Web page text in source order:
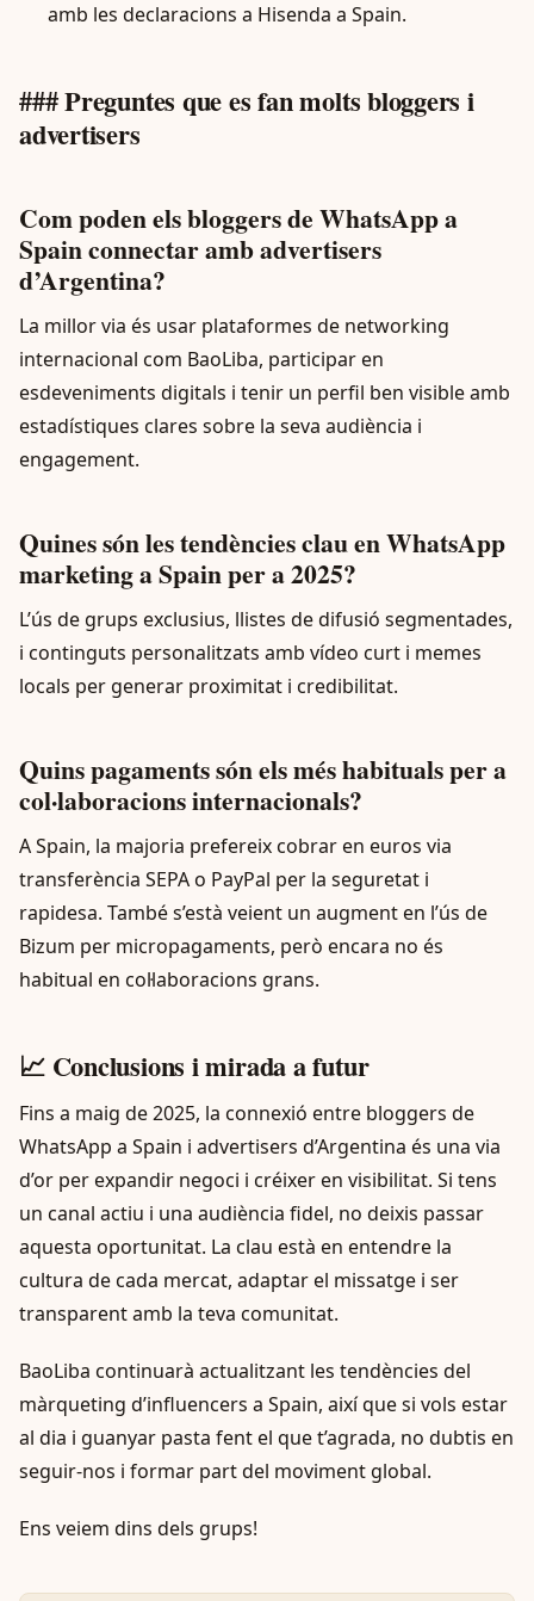
amb les declaracions a Hisenda a Spain.
### Preguntes que es fan molts bloggers i
advertisers
Com poden els bloggers de WhatsApp a
Spain connectar amb advertisers
d’Argentina?
La millor via és usar plataformes de networking
internacional com BaoLiba, participar en
esdeveniments digitals i tenir un perfil ben visible amb
estadístiques clares sobre la seva audiència i
engagement.
Quines són les tendències clau en WhatsApp
marketing a Spain per a 2025?
L’ús de grups exclusius, llistes de difusió segmentades,
i continguts personalitzats amb vídeo curt i memes
locals per generar proximitat i credibilitat.
Quins pagaments són els més habituals per a
col·laboracions internacionals?
A Spain, la majoria prefereix cobrar en euros via
transferència SEPA o PayPal per la seguretat i
rapidesa. També s’està veient un augment en l’ús de
Bizum per micropagaments, però encara no és
habitual en col·laboracions grans.
📈 Conclusions i mirada a futur
Fins a maig de 2025, la connexió entre bloggers de
WhatsApp a Spain i advertisers d’Argentina és una via
d’or per expandir negoci i créixer en visibilitat. Si tens
un canal actiu i una audiència fidel, no deixis passar
aquesta oportunitat. La clau està en entendre la
cultura de cada mercat, adaptar el missatge i ser
transparent amb la teva comunitat.
BaoLiba continuarà actualitzant les tendències del
màrqueting d’influencers a Spain, així que si vols estar
al dia i guanyar pasta fent el que t’agrada, no dubtis en
seguir-nos i formar part del moviment global.
Ens veiem dins dels grups!